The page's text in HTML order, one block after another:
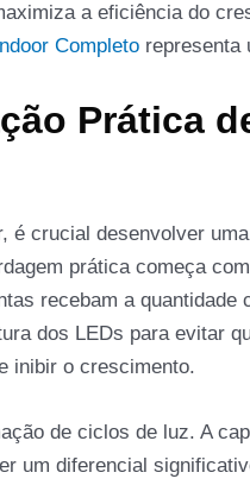
a eficiência do
Completo representa
Prática
é crucial desenvolver
prática começa
recebam a quantidade
dos LEDs para evitar
inibir o crescimento.
de ciclos de luz. A
um diferencial